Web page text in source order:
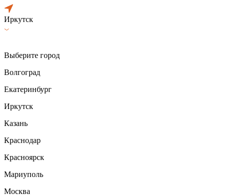
Иркутск
Выберите город
Волгоград
Екатеринбург
Иркутск
Казань
Краснодар
Красноярск
Мариуполь
Москва